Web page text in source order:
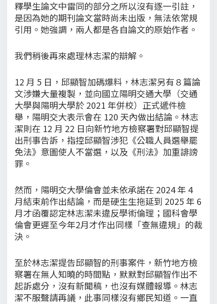
釋學生論文中雷同的部分之所以沒有逐一引註，
是因為她的期刊論文當時尚未出版，無法依常規
引用。她強調，兩人都是各自論文的原始作者。
我們稍後再來處理林志潔的辯解。
12 月 5 日，邱顯智加碼爆料，林志潔另有８篇論
文涉嫌大量複製，並向國立陽明交通大學（交通
大學與陽明大學於 2021 年併校）正式遞件檢
舉，陽明交大表示會在 120 天內做出結論。林志
潔則在 12 月 22 日向新竹地方檢察署對邱顯智提
出刑事告訴，指控邱顯智涉犯《公職人員選舉罷
免法》意圖使人不當選，以及《刑法》加重誹謗
罪。
然而，陽明交大學倫會並未依承諾在 2024 年 4
月結束前作出結論，而是硬生生拖延到 2025 年 6
月才函覆認定林志潔未違反學術倫理；國科會學
倫會更遲至今年2月才作出同樣「查無違規」的裁
決。
至於林志潔提告邱顯智的刑事案件，新竹地方檢
察署在無人知曉的時間點，默默對邱顯智作出不
起訴處分，沒有新聞稿，也沒有媒體報導。林志
潔不服聲請再議，此事同樣沒有鄉民知道。一直